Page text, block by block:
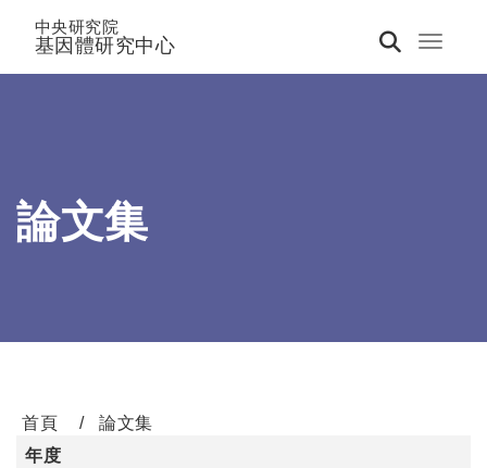
Toggle
中央研究院
基因體研究中心
論文集
首頁
論文集
年度